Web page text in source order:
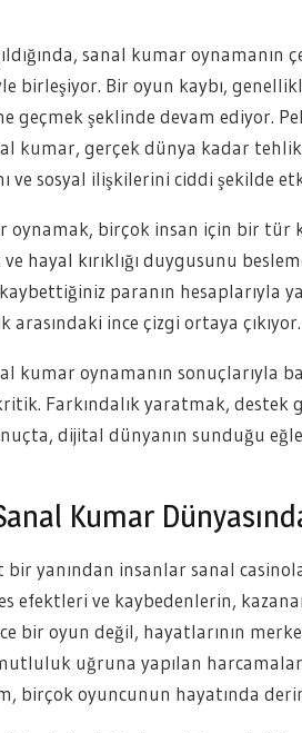
sanal kumar
birleşiyor. Bir oyun kaybı,
geçmek şeklinde devam ediyor.
kumar, gerçek dünya kadar
ve sosyal ilişkilerini ciddi şekilde
oynamak, birçok insan için bir tür
ve hayal kırıklığı duygusunu
paranın hesaplarıyla
ince çizgi ortaya çıkıyor.
kumar oynamanın sonuçlarıyla
Farkındalık yaratmak, destek
dijital dünyanın sunduğu
Kumar
yanından insanlar sanal
efektleri ve kaybedenlerin,
bir oyun değil, hayatlarının
uğruna yapılan
birçok oyuncunun hayatında